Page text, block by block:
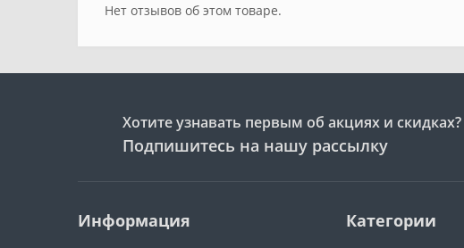
Нет отзывов об этом товаре.
Хотите узнавать первым об акциях и скидках?
Подпишитесь на нашу рассылку
Информация Категории